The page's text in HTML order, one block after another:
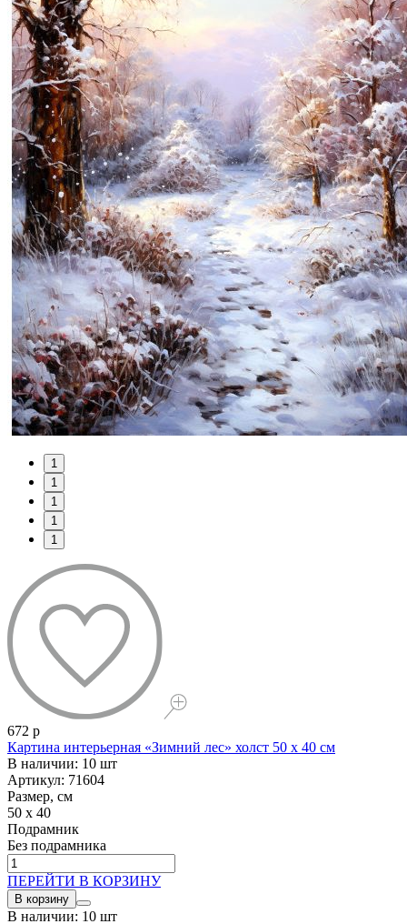
1
1
1
1
1
672 р
Картина интерьерная «Зимний лес» холст 50 x 40 см
В наличии: 10 шт
Артикул: 71604
Размер, см
50 x 40
Подрамник
Без подрамника
ПЕРЕЙТИ В КОРЗИНУ
В корзину
В наличии: 10 шт